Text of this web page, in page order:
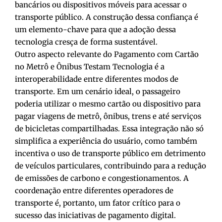
bancários ou dispositivos móveis para acessar o
transporte público. A construção dessa confiança é
um elemento-chave para que a adoção dessa
tecnologia cresça de forma sustentável.
Outro aspecto relevante do Pagamento com Cartão
no Metrô e Ônibus Testam Tecnologia é a
interoperabilidade entre diferentes modos de
transporte. Em um cenário ideal, o passageiro
poderia utilizar o mesmo cartão ou dispositivo para
pagar viagens de metrô, ônibus, trens e até serviços
de bicicletas compartilhadas. Essa integração não só
simplifica a experiência do usuário, como também
incentiva o uso de transporte público em detrimento
de veículos particulares, contribuindo para a redução
de emissões de carbono e congestionamentos. A
coordenação entre diferentes operadores de
transporte é, portanto, um fator crítico para o
sucesso das iniciativas de pagamento digital.